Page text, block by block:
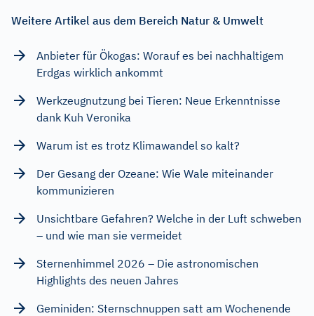
Weitere Artikel aus dem Bereich Natur & Umwelt
Anbieter für Ökogas: Worauf es bei nachhaltigem
Erdgas wirklich ankommt
Werkzeugnutzung bei Tieren: Neue Erkenntnisse
dank Kuh Veronika
Warum ist es trotz Klimawandel so kalt?
Der Gesang der Ozeane: Wie Wale miteinander
kommunizieren
Unsichtbare Gefahren? Welche in der Luft schweben
– und wie man sie vermeidet
Sternenhimmel 2026 – Die astronomischen
Highlights des neuen Jahres
Geminiden: Sternschnuppen satt am Wochenende